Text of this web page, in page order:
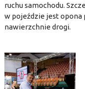
ruchu samochodu.
w pojeździe jest opona
nawierzchnie drogi.